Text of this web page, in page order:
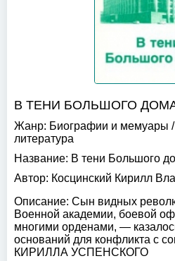
В ТЕНИ БОЛЬШОГО
Жанр: Биографии и мемуары /
литература
Название: В тени Большого
Автор: Косцинский Кирилл
Описание: Сын видных
Военной академии, боевой
многими орденами, —
оснований для конфликта с
КИРИЛЛА УСПЕНСКОГО